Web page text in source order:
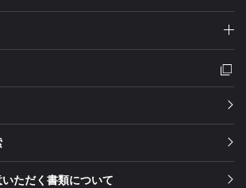
ただく書類について